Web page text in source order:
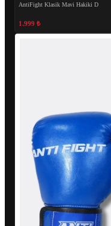
AntiFight Klasik Mavi Hakiki D
1.999 ₺